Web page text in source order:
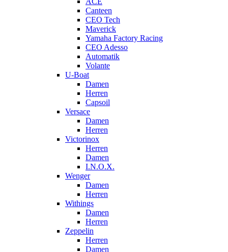
Canteen
CEO Tech
Maverick
Yamaha Factory Racing
CEO Adesso
Automatik
Volante
U-Boat
Damen
Herren
Capsoil
Versace
Damen
Herren
Victorinox
Herren
Damen
I.N.O.X.
Wenger
Damen
Herren
Withings
Damen
Herren
Zeppelin
Herren
Damen